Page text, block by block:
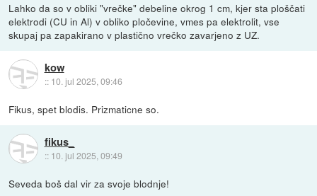
Lahko da so v obliki "vrečke" debeline okrog 1 cm, kjer sta ploščati
elektrodi (CU in Al) v obliko pločevine, vmes pa elektrolit, vse
skupaj pa zapakirano v plastično vrečko zavarjeno z UZ.
kow
:: 10. jul 2025, 09:46
Fikus, spet blodis. Prizmaticne so.
fikus_
:: 10. jul 2025, 09:49
Seveda boš dal vir za svoje blodnje!